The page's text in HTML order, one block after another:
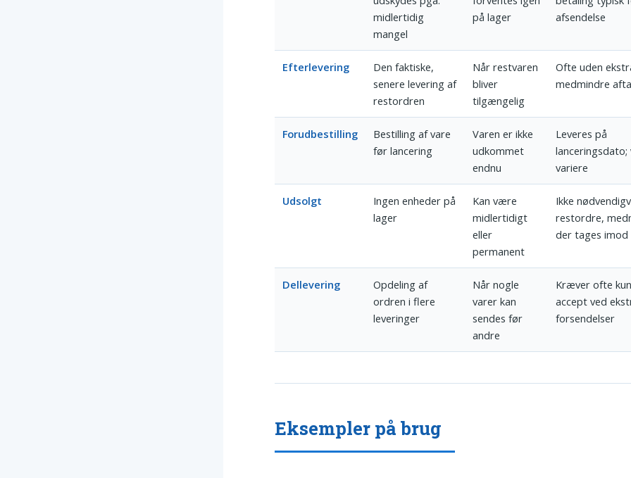
midlertidig
mangel
på lager
afsendelse
Efterlevering
Den faktiske,
senere levering af
restordren
Når restvaren
bliver
tilgængelig
Ofte uden
medmindre
Forudbestilling
Bestilling af vare
før lancering
Varen er ikke
udkommet
endnu
Leveres på
lanceringsdato;
variere
Udsolgt
Ingen enheder på
lager
Kan være
midlertidigt
eller
permanent
Ikke
restordre,
der tages
Dellevering
Opdeling af
ordren i flere
leveringer
Når nogle
varer kan
sendes før
andre
Kræver ofte
accept ved
forsendelser
Eksempler på brug